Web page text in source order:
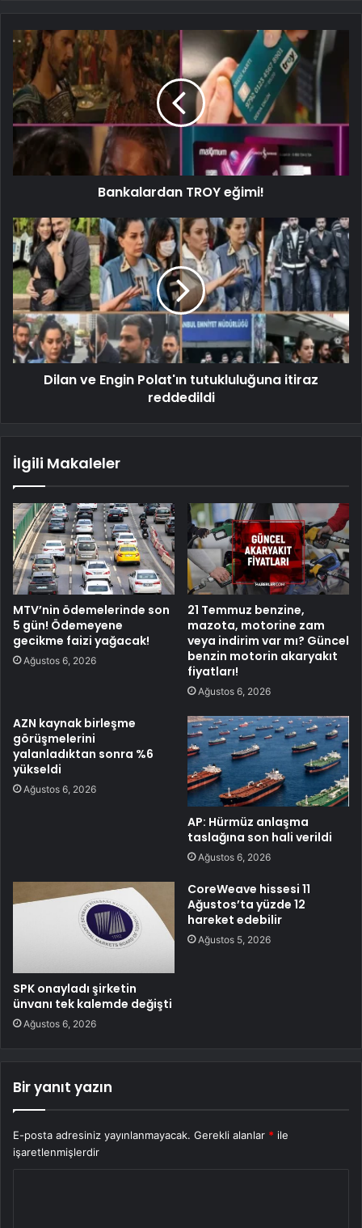
Bankalardan TROY eğimi!
Dilan ve Engin Polat'ın tutukluluğuna itiraz
reddedildi
İlgili Makaleler
MTV’nin ödemelerinde son
5 gün! Ödemeyene
gecikme faizi yağacak!
Ağustos 6, 2026
21 Temmuz benzine,
mazota, motorine zam
veya indirim var mı? Güncel
benzin motorin akaryakıt
fiyatları!
Ağustos 6, 2026
AZN kaynak birleşme
görüşmelerini
yalanladıktan sonra %6
yükseldi
Ağustos 6, 2026
AP: Hürmüz anlaşma
taslağına son hali verildi
Ağustos 6, 2026
SPK onayladı şirketin
ünvanı tek kalemde değişti
Ağustos 6, 2026
CoreWeave hissesi 11
Ağustos’ta yüzde 12
hareket edebilir
Ağustos 5, 2026
Bir yanıt yazın
E-posta adresiniz yayınlanmayacak. Gerekli alanlar * ile
işaretlenmişlerdir